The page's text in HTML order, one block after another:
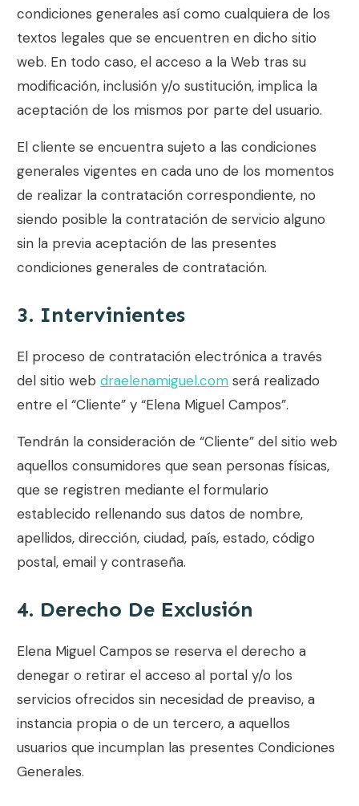
condiciones generales así como cualquiera de los
textos legales que se encuentren en dicho sitio
web. En todo caso, el acceso a la Web tras su
modificación, inclusión y/o sustitución, implica la
aceptación de los mismos por parte del usuario.
El cliente se encuentra sujeto a las condiciones
generales vigentes en cada uno de los momentos
de realizar la contratación correspondiente, no
siendo posible la contratación de servicio alguno
sin la previa aceptación de las presentes
condiciones generales de contratación.
3. Intervinientes
El proceso de contratación electrónica a través
del sitio web draelenamiguel.com será realizado
entre el “Cliente” y “Elena Miguel Campos”.
Tendrán la consideración de “Cliente” del sitio web
aquellos consumidores que sean personas físicas,
que se registren mediante el formulario
establecido rellenando sus datos de nombre,
apellidos, dirección, ciudad, país, estado, código
postal, email y contraseña.
4. Derecho De Exclusión
Elena Miguel Campos se reserva el derecho a
denegar o retirar el acceso al portal y/o los
servicios ofrecidos sin necesidad de preaviso, a
instancia propia o de un tercero, a aquellos
usuarios que incumplan las presentes Condiciones
Generales.